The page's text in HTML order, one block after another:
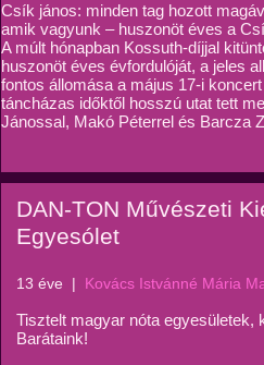
Csík jános: minden tag hozott
amik vagyunk – huszonöt éves a
A múlt hónapban Kossuth-díjjal
huszonöt éves évfordulóját, a jeles
fontos állomása a május 17-i
táncházas időktől hosszú utat tett
Jánossal, Makó Péterrel és Barcza
DAN-TON Művészeti
Egyesólet
13 éve | Kovács Istvánné Mária
Tisztelt magyar nóta
Barátaink!